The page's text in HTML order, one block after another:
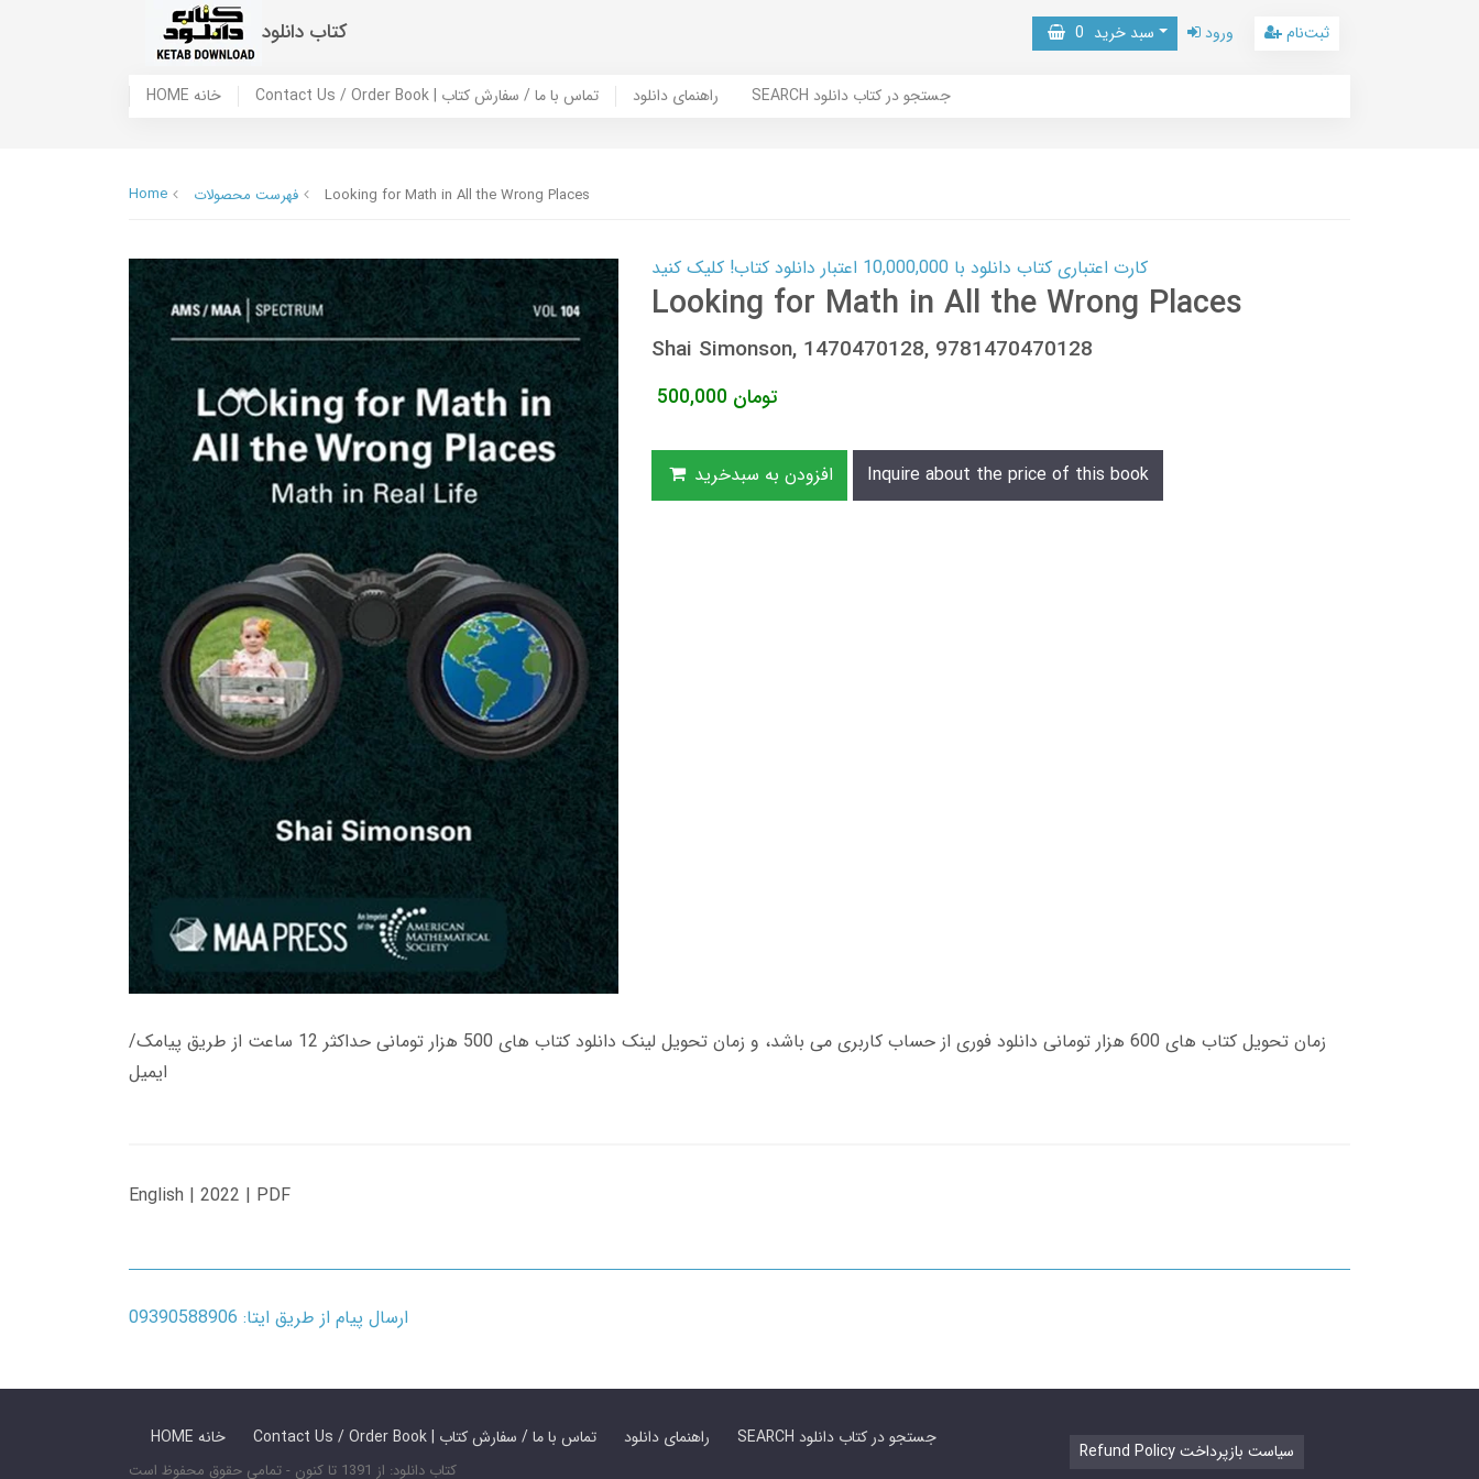
کتاب دانلود سبد خرید 0 ورود ثبت‌نام
HOME خانه Contact Us / Order Book | تماس با ما / سفارش کتاب راهنمای دانلود SEARCH جستجو در کتاب دانلود
Home فهرست محصولات Looking for Math in All the Wrong Places
کارت اعتباری کتاب دانلود با 10,000,000 اعتبار دانلود کتاب! کلیک کنید
Looking for Math in All the Wrong Places
Shai Simonson, 1470470128, 9781470470128
500,000 تومان
افزودن به سبدخرید Inquire about the price of this book
زمان تحویل کتاب های 600 هزار تومانی دانلود فوری از حساب کاربری می باشد، و زمان تحویل لینک دانلود کتاب های 500 هزار تومانی حداکثر 12 ساعت از طریق پیامک/
ایمیل
English | 2022 | PDF
ارسال پیام از طریق ایتا: 09390588906
HOME خانه Contact Us / Order Book | تماس با ما / سفارش کتاب راهنمای دانلود SEARCH جستجو در کتاب دانلود
کتاب دانلود: از 1391 تا کنون - تمامی حقوق محفوظ است
Refund Policy سیاست بازپرداخت